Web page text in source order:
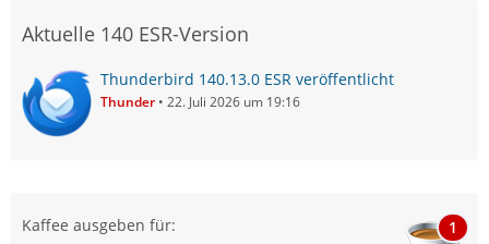
Aktuelle 140 ESR-Version
Thunderbird 140.13.0 ESR veröffentlicht
Thunder 22. Juli 2026 um 19:16
Kaffee ausgeben für: 1